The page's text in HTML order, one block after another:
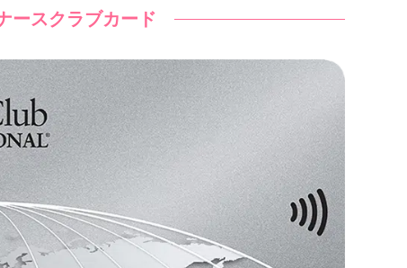
ースクラブカード